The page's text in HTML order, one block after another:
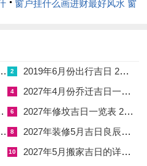
四月廿三日。
值日之良辰，安床于此诸日则根
与宜忌皆有不同，须结合宅主生
可臻于至善。
十日）
配偶生肖
窗户挂什么画进财最好风水 窗
2 2019年6月份出行吉日 2027年6月出行吉日一览表
4 2027年4月份乔迁吉日一览表 2027年4月乔迁吉日吉时查询
6 2027年修坟吉日一览表 2027年农历2月修坟吉日一览表
8 2027年装修5月吉日良辰查询表 2027年农历5月装修吉日一览表
10 2027年5月搬家吉日的详细解释 2027年5月搬家吉日吉时查询